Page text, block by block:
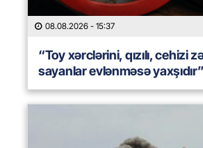
08.08.2026 - 15:37
“Toy xərclərini, qızılı, cehizi
sayanlar evlənməsə